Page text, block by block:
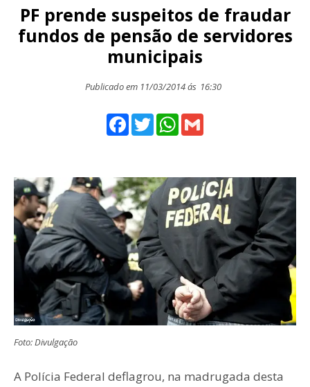
PF prende suspeitos de fraudar
fundos de pensão de servidores
municipais
Publicado em 11/03/2014 ás 16:30
Facebook
TwitterWhatsApp
Foto: Divulgação
A Polícia Federal deflagrou, na madrugada desta